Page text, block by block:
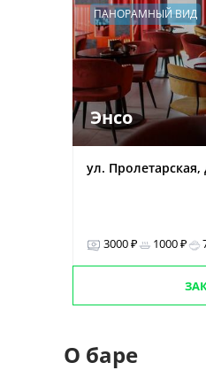
ПАНОРАМНЫЙ ВИД
Энсо
ул. Пролетарская,
3000 ₽ 1000 ₽
О баре